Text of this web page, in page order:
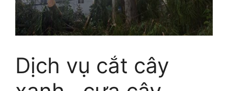
Dịch vụ cắt cây